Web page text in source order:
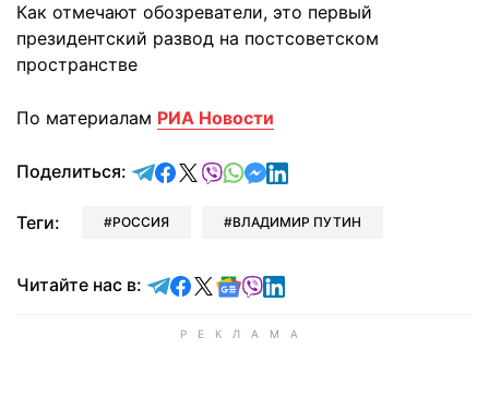
Как отмечают обозреватели, это первый
президентский развод на постсоветском
пространстве
По материалам РИА Новости
Поделиться: отправить в Telegram
поделиться в Facebook
поделиться в X
отправить в Viber
отправить в Whatsapp
отправить в Messenger
отправить в LinkedIn
Теги: РОССИЯ ВЛАДИМИР ПУТИН
Читайте нас в: Читайте в Telegram
Читайте в Facebook
Читайте в X
Читайте в Google news
Читайте в Viber
Читайте в LinkedIn